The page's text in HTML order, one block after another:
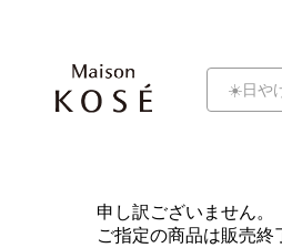
申し訳ございません。
ご指定の商品は販売終